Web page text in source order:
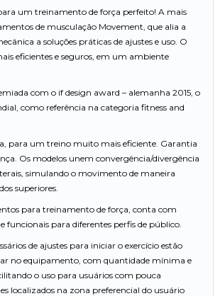
um treinamento de força perfeito! A mais
de musculação Movement, que alia a
a soluções práticas de ajustes e uso. O
eficientes e seguros, em um ambiente
com o if design award – alemanha 2015, o
como referência na categoria fitness and
para um treino muito mais eficiente. Garantia
Os modelos unem convergência/divergência
simulando o movimento de maneira
superiores.
para treinamento de força, conta com
funcionais para diferentes perfis de público.
de ajustes para iniciar o exercício estão
no equipamento, com quantidade mínima e
o uso para usuários com pouca
localizados na zona preferencial do usuário